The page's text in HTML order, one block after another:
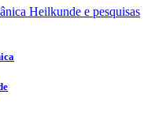
Heilkunde e pesquisas